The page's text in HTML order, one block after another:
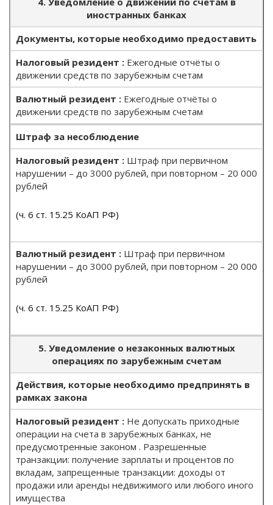
иностранных банках
Документы, которые необходимо предоставить
Ежегодные отчёты о
движении средств по зарубежным счетам
Ежегодные отчёты о
движении средств по зарубежным счетам
Штраф за несоблюдение
Штраф при первичном
нарушении – до 3000 рублей, при повторном – 20 000
рублей
(ч. 6 ст. 15.25 КоАП РФ)
Штраф при первичном
нарушении – до 3000 рублей, при повторном – 20 000
рублей
(ч. 6 ст. 15.25 КоАП РФ)
5. Уведомление о незаконных валютных
операциях по зарубежным счетам
Действия, которые необходимо предпринять в
рамках закона
Не допускать приходные
операции на счета в зарубежных банках, не
предусмотренные законом . Разрешенные
транзакции: получение зарплаты и процентов по
вкладам, запрещенные транзакции: доходы от
продажи или аренды недвижимого или любого иного
имущества